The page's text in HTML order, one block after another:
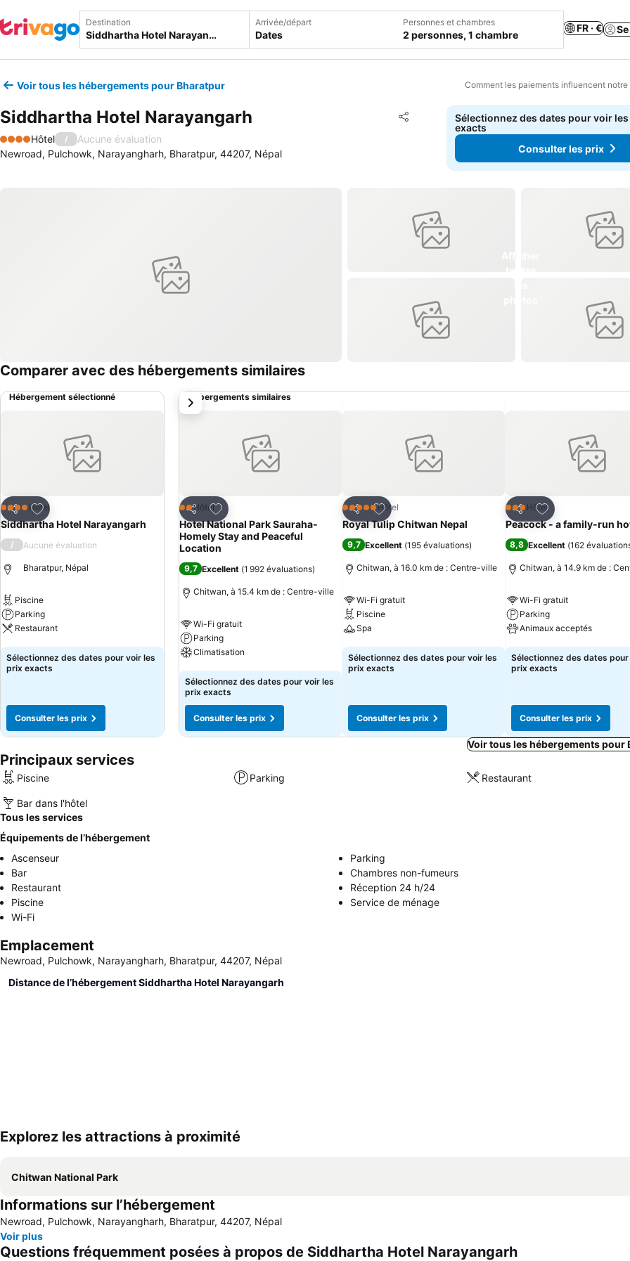
Destination Arrivée/départ
Dates
Personnes et chambres
2 personnes, 1 chambre
FR · €
Voir tous les hébergements pour Bharatpur Comment les paiements influencent
Siddhartha Hotel Narayangarh Partager
Ajouter à mes favoris
4 Étoiles
Hôtel /
Aucune évaluation
Newroad, Pulchowk, Narayangharh, Bharatpur, 44207, Népal
Sélectionnez des dates pour voir
exacts
Consulter les prix
Comparer avec des hébergements similaires
Hébergement sélectionné
Partager
Ajouter à mes favoris
4 ÉtoilesHôtel
Siddhartha Hotel Narayangarh
/ Aucune évaluation
Bharatpur, Népal
Piscine
Parking
Restaurant
Consulter les prix
Sélectionnez des dates pour voir les
prix exacts
Consulter les prix
Hébergements similaires
Partager
Ajouter à mes favoris
2 Étoiles
Hôtel
Hotel National Park Sauraha-
Homely Stay and Peaceful
Location
9,7 Excellent (1 992 évaluations)
Chitwan, à 15.4 km de : Centre-ville
Wi-Fi gratuit
Parking
Climatisation
Consulter les prix
Sélectionnez des dates pour voir les
prix exacts
Consulter les prix
Partager
Ajouter à mes favoris
5 Étoiles Hôtel
Royal Tulip Chitwan Nepal
9,7 Excellent (195 évaluations)
Chitwan, à 16.0 km de : Centre-ville
Wi-Fi gratuit
Piscine
Spa
Consulter les prix
Sélectionnez des dates pour voir les
prix exacts
Consulter les prix
Partager
Ajouter à mes
3 ÉtoilesHôtel
Peacock - a family-run
8,8 Excellent (162
Chitwan, à 14.9 km de :
Wi-Fi gratuit
Parking
Animaux acceptés
Consulter les prix
Sélectionnez des dates pour
prix exacts
Consulter les prix
suivant
Voir tous les hébergements pour
Principaux services
Piscine Parking Restaurant
Bar dans l'hôtel
Tous les services
Équipements de l’hébergement
Ascenseur
Parking
Bar
Chambres non-fumeurs
Restaurant
Réception 24 h/24
Piscine
Service de ménage
Wi-Fi
Emplacement
Newroad, Pulchowk, Narayangharh, Bharatpur, 44207, Népal
Distance de l’hébergement Siddhartha Hotel Narayangarh
Explorez les attractions à proximité
Chitwan National Park
Informations sur l’hébergement
Newroad, Pulchowk, Narayangharh, Bharatpur, 44207, Népal
Voir plus
Questions fréquemment posées à propos de Siddhartha Hotel Narayangarh